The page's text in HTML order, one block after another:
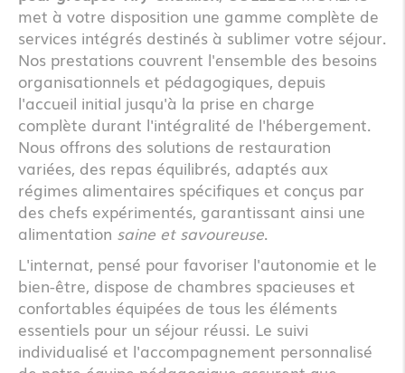
met à votre disposition une gamme complète de
services intégrés destinés à sublimer votre séjour.
Nos prestations couvrent l'ensemble des besoins
organisationnels et pédagogiques, depuis
l'accueil initial jusqu'à la prise en charge
complète durant l'intégralité de l'hébergement.
Nous offrons des solutions de restauration
variées, des repas équilibrés, adaptés aux
régimes alimentaires spécifiques et conçus par
des chefs expérimentés, garantissant ainsi une
alimentation saine et savoureuse.
L'internat, pensé pour favoriser l'autonomie et le
bien-être, dispose de chambres spacieuses et
confortables équipées de tous les éléments
essentiels pour un séjour réussi. Le suivi
individualisé et l'accompagnement personnalisé